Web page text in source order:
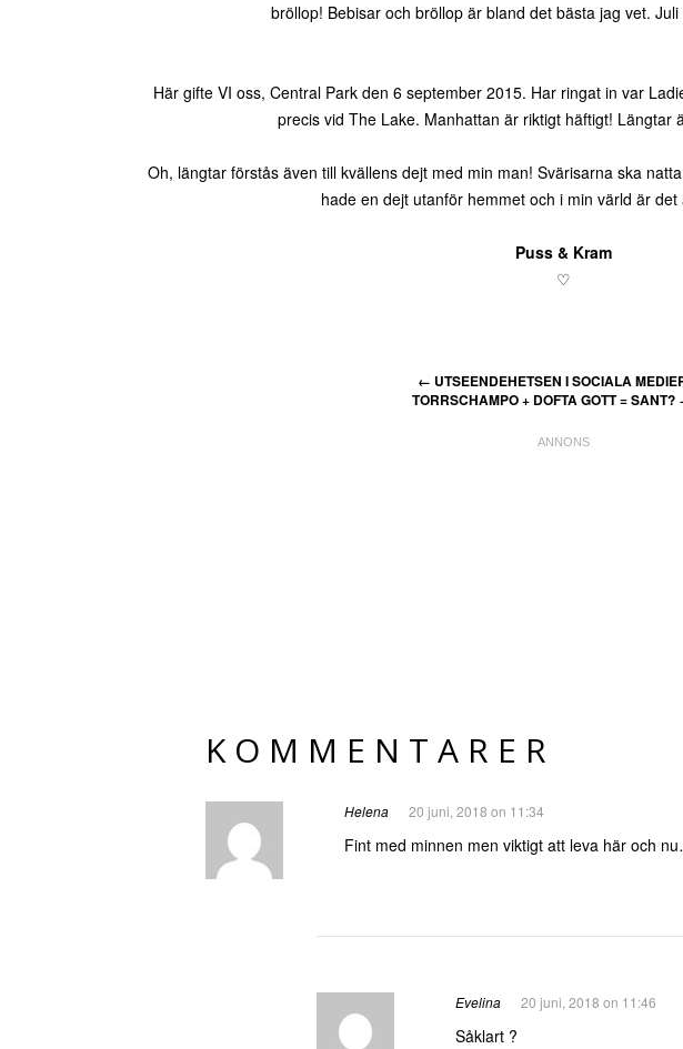
bröllop! Bebisar och bröllop är bland det bästa jag vet.
Här gifte VI oss, Central Park den 6 september 2015. Har ringat in var
precis vid The Lake. Manhattan är riktigt häftigt! Längtar
Oh, längtar förstås även till kvällens dejt med min man! Svärisarna ska
hade en dejt utanför hemmet och i min värld är
Puss & Kram
♡
← UTSEENDEHETSEN I SOCIALA
TORRSCHAMPO + DOFTA GOTT = SANT?
KOMMENTARER
Helena 20 juni, 2018 on 11:34
Fint med minnen men viktigt att leva här och
Evelina 20 juni, 2018 on 11:46
Såklart ?